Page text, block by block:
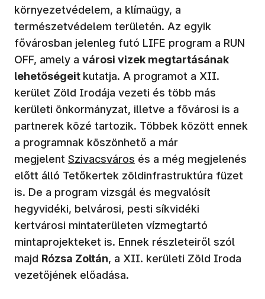
környezetvédelem, a klímaügy, a
természetvédelem területén. Az egyik
fővárosban jelenleg futó LIFE program a RUN
OFF, amely a városi vizek megtartásának
lehetőségeit kutatja. A programot a XII.
kerület Zöld Irodája vezeti és több más
kerületi önkormányzat, illetve a fővárosi is a
partnerek közé tartozik. Többek között ennek
a programnak köszönhető a már
megjelent Szivacsváros és a még megjelenés
előtt álló Tetőkertek zöldinfrastruktúra füzet
is. De a program vizsgál és megvalósít
hegyvidéki, belvárosi, pesti síkvidéki
kertvárosi mintaterületen vízmegtartó
mintaprojekteket is. Ennek részleteiről szól
majd Rózsa Zoltán, a XII. kerületi Zöld Iroda
vezetőjének előadása.